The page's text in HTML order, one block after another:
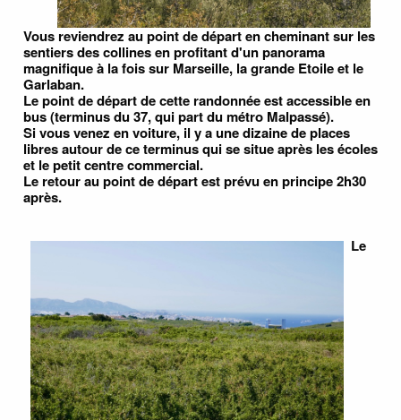
Vous reviendrez au point de départ en cheminant sur les
sentiers des collines en profitant d'un panorama
magnifique à la fois sur Marseille, la grande Etoile et le
Garlaban.
Le point de départ de cette randonnée est accessible en
bus (terminus du 37, qui part du métro Malpassé).
Si vous venez en voiture, il y a une dizaine de places
libres autour de ce terminus qui se situe après les écoles
et le petit centre commercial.
Le retour au point de départ est prévu en principe 2h30
après.
Le